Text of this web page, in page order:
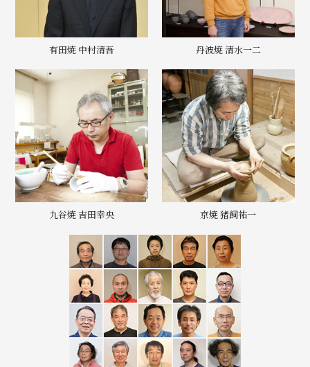
有田焼 中村清吾 丹波焼 清水一二
九谷焼 吉田幸央 京焼 猪飼祐一